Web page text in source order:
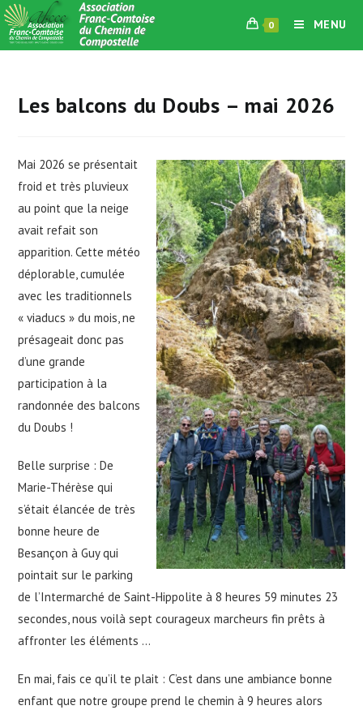
Skip
to
content
0 MENU
Les balcons du Doubs – mai 2026
Mai 2026 se présentait
froid et très pluvieux
au point que la neige
avait refait son
apparition. Cette météo
déplorable, cumulée
avec les traditionnels
« viaducs » du mois, ne
présageait donc pas
d’une grande
participation à la
randonnée des balcons
du Doubs !
Belle surprise : De
Marie-Thérèse qui
s’était élancée de très
bonne heure de
Besançon à Guy qui
pointait sur le parking
de l’Intermarché de Saint-Hippolite à 8 heures 59 minutes 23
secondes, nous voilà sept courageux marcheurs fin prêts à
affronter les éléments …
En mai, fais ce qu’il te plait : C’est dans une ambiance bonne
enfant que notre groupe prend le chemin à 9 heures alors